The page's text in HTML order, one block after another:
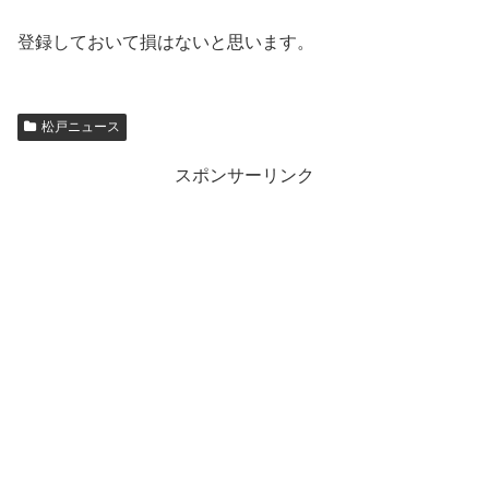
登録しておいて損はないと思います。
松戸ニュース
スポンサーリンク